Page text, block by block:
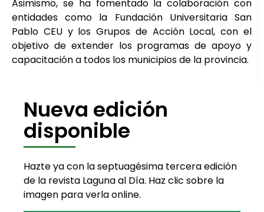
Asimismo, se ha fomentado la colaboración con
entidades como la Fundación Universitaria San
Pablo CEU y los Grupos de Acción Local, con el
objetivo de extender los programas de apoyo y
capacitación a todos los municipios de la provincia.
Nueva edición
disponible
Hazte ya con la septuagésima tercera edición
de la revista Laguna al Día. Haz clic sobre la
imagen para verla online.